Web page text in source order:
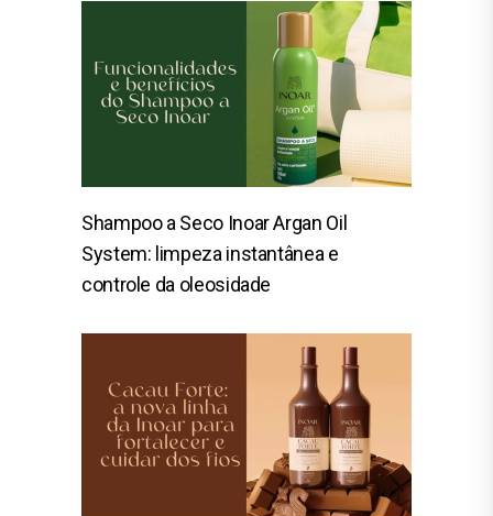
Shampoo a Seco Inoar Argan Oil
System: limpeza instantânea e
controle da oleosidade